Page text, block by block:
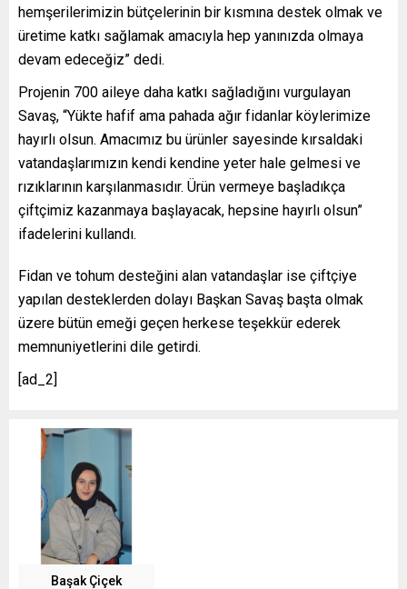
hemşerilerimizin bütçelerinin bir kısmına destek olmak ve
üretime katkı sağlamak amacıyla hep yanınızda olmaya
devam edeceğiz” dedi.
Projenin 700 aileye daha katkı sağladığını vurgulayan
Savaş, “Yükte hafif ama pahada ağır fidanlar köylerimize
hayırlı olsun. Amacımız bu ürünler sayesinde kırsaldaki
vatandaşlarımızın kendi kendine yeter hale gelmesi ve
rızıklarının karşılanmasıdır. Ürün vermeye başladıkça
çiftçimiz kazanmaya başlayacak, hepsine hayırlı olsun”
ifadelerini kullandı.
Fidan ve tohum desteğini alan vatandaşlar ise çiftçiye
yapılan desteklerden dolayı Başkan Savaş başta olmak
üzere bütün emeği geçen herkese teşekkür ederek
memnuniyetlerini dile getirdi.
[ad_2]
Başak Çiçek